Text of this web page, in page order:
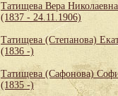
Татищева Вера Николаевна
(1837 - 24.11.1906)
Татищева (Степанова)
(1836 -)
Татищева (Сафонова)
(1835 -)